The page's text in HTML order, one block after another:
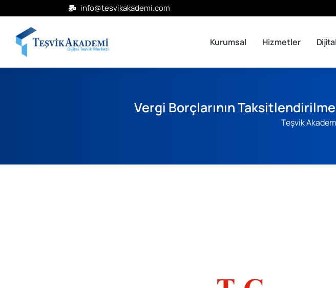
info@tesvikakademi.com
Kurumsal Hizmetler
Vergi Borçlarının
Teşvik